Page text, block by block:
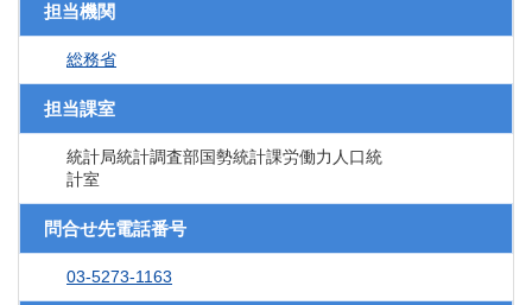
担当機関
総務省
担当課室
統計局統計調査部国勢統計課労働力人口統
計室
問合せ先電話番号
03-5273-1163